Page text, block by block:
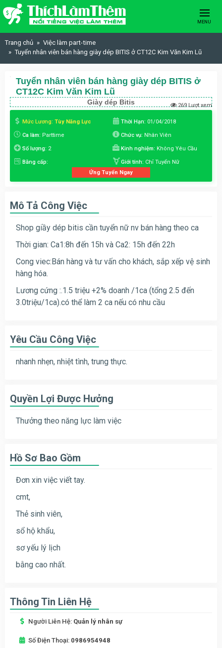
Skip to content
MENU
Trang chủ
Việc làm part-time
Tuyển nhân viên bán hàng giày dép BITIS ở CT12C Kim Văn Kim Lũ
Tuyển nhân viên bán hàng giày dép BITIS ở
CT12C Kim Văn Kim Lũ
Giày dép Bitis 269 Lượt xem
Mức Lương: Tùy Năng Lực Thời Hạn: 01/04/2018
Ca làm: Parttime Chức vụ: Nhân Viên
Số lượng: 2 Kinh nghiệm: Không Yêu Cầu
Bằng cấp: Giới tính: Chỉ Tuyển Nữ
Ứng Tuyển Ngay
Mô Tả Công Việc
Shop giầy dép bitis cần tuyển nữ nv bán hàng theo ca
Thời gian: Ca1:8h đến 15h và Ca2: 15h đến 22h
Cong viec:Bán hàng và tư vấn cho khách, sắp xếp vệ sinh
hàng hóa.
Lương cứng :.1.5 triệu +2% doanh /1ca (tổng 2.5 đến
3.0triệu/1ca).có thể làm 2 ca nếu có nhu cầu
Yêu Cầu Công Việc
nhanh nhẹn, nhiệt tình, trung thực.
Quyền Lợi Được Hưởng
Thưởng theo năng lực làm việc
Hồ Sơ Bao Gồm
Đơn xin việc viết tay.
cmt,
Thẻ sinh viên,
sổ hộ khẩu,
sơ yếu lý lịch
bằng cao nhất.
Thông Tin Liên Hệ
Người Liên Hệ: Quản lý nhân sự
Số Điện Thoại: 0986954948